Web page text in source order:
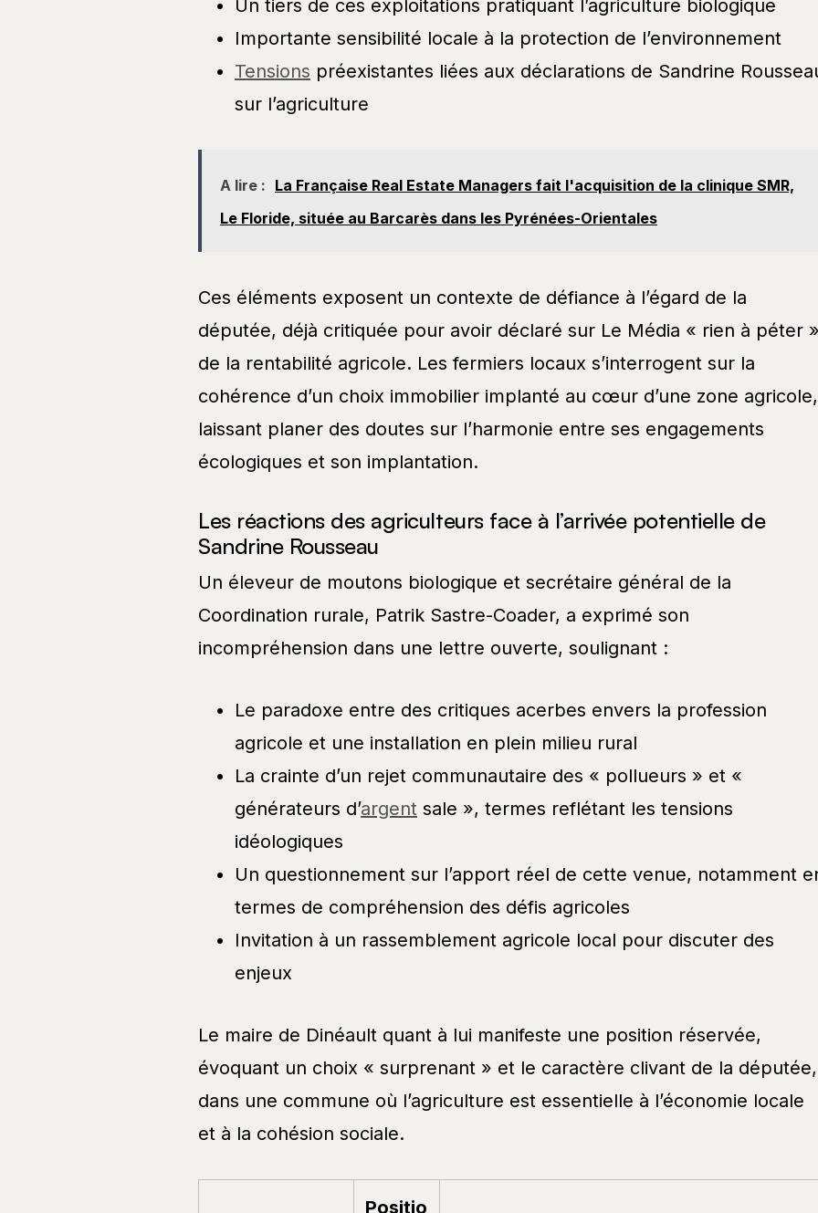
Un tiers de ces exploitations pratiquant l’agriculture biologique
Importante sensibilité locale à la protection de l’environnement
Tensions préexistantes liées aux déclarations de Sandrine
sur l’agriculture
A lire : La Française Real Estate Managers fait l'acquisition de la clinique SMR,
Le Floride, située au Barcarès dans les Pyrénées-Orientales
Ces éléments exposent un contexte de défiance à l’égard de la
députée, déjà critiquée pour avoir déclaré sur Le Média « rien à péter
de la rentabilité agricole. Les fermiers locaux s’interrogent sur la
cohérence d’un choix immobilier implanté au cœur d’une zone agricole,
laissant planer des doutes sur l’harmonie entre ses engagements
écologiques et son implantation.
Les réactions des agriculteurs face à l’arrivée potentielle de
Sandrine Rousseau
Un éleveur de moutons biologique et secrétaire général de la
Coordination rurale, Patrik Sastre-Coader, a exprimé son
incompréhension dans une lettre ouverte, soulignant :
Le paradoxe entre des critiques acerbes envers la profession
agricole et une installation en plein milieu rural
La crainte d’un rejet communautaire des « pollueurs » et «
générateurs d’argent sale », termes reflétant les tensions
idéologiques
Un questionnement sur l’apport réel de cette venue, notamment
termes de compréhension des défis agricoles
Invitation à un rassemblement agricole local pour discuter des
enjeux
Le maire de Dinéault quant à lui manifeste une position réservée,
évoquant un choix « surprenant » et le caractère clivant de la députée,
dans une commune où l’agriculture est essentielle à l’économie locale
et à la cohésion sociale.
Positio